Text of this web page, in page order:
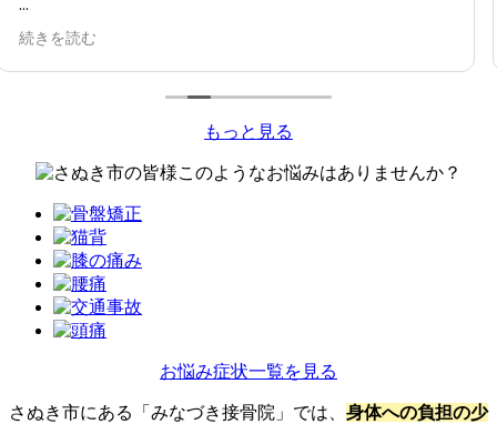
さぬき市で通りかかった際にこちらを見つけたのですが、
不調を感じた時にLINEで予約できる便利さも魅力です。
また、いつもその日の体調を確認しながら施術してくれる
ので、安心して通い続けたいと思います。定期的なメンテ
ナンスにおすすめの場所です。
続きを読む
もっと見る
お悩み症状一覧を見る
さぬき市にある「みなづき接骨院」では、 身体への負担の少